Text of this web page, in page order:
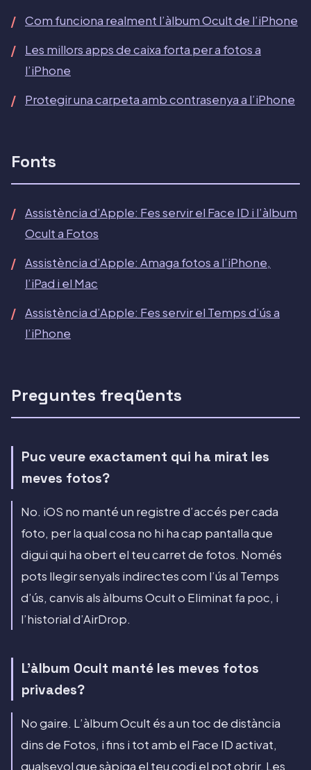
Com funciona realment l’àlbum Ocult de l’iPhone
Les millors apps de caixa forta per a fotos a
l’iPhone
Protegir una carpeta amb contrasenya a l’iPhone
Fonts
Assistència d’Apple: Fes servir el Face ID i l’àlbum
Ocult a Fotos
Assistència d’Apple: Amaga fotos a l’iPhone,
l’iPad i el Mac
Assistència d’Apple: Fes servir el Temps d’ús a
l’iPhone
Preguntes freqüents
Puc veure exactament qui ha mirat les
meves fotos?
No. iOS no manté un registre d’accés per cada
foto, per la qual cosa no hi ha cap pantalla que
digui qui ha obert el teu carret de fotos. Només
pots llegir senyals indirectes com l’ús al Temps
d’ús, canvis als àlbums Ocult o Eliminat fa poc, i
l’historial d’AirDrop.
L’àlbum Ocult manté les meves fotos
privades?
No gaire. L’àlbum Ocult és a un toc de distància
dins de Fotos, i fins i tot amb el Face ID activat,
qualsevol que sàpiga el teu codi el pot obrir. Les